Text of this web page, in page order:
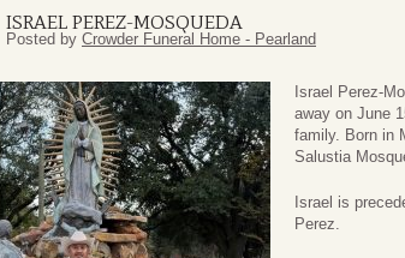
ISRAEL PEREZ-MOSQUEDA
Posted by Crowder Funeral Home - Pearland
Israel Perez-
away on June
family. Born in
Salustia
Israel is
Perez.